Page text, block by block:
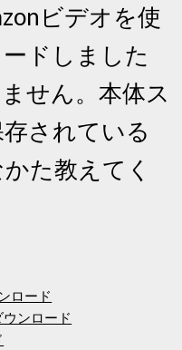
ビデオを使
ドしました
せん。本体ス
されている
た教えてく
ロード
ンロード